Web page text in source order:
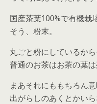
国産茶葉100%で有機栽
そう、粉末。
丸ごと粉にしているか
普通のお茶はお茶の葉は
まあそれにももちろん意
出がらしのあくとかい